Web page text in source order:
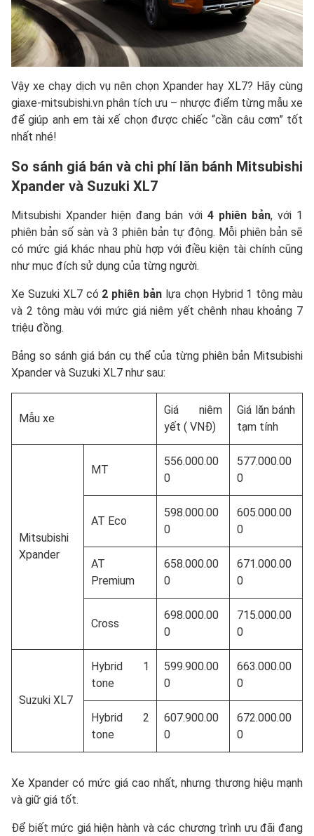
Vậy xe chạy dịch vụ nên chọn Xpander hay XL7? Hãy cùng
giaxe-mitsubishi.vn phân tích ưu – nhược điểm từng mẫu xe
để giúp anh em tài xế chọn được chiếc “cần câu cơm” tốt
nhất nhé!
So sánh giá bán và chi phí lăn bánh Mitsubishi
Xpander và Suzuki XL7
Mitsubishi Xpander hiện đang bán với 4 phiên bản, với 1
phiên bản số sàn và 3 phiên bản tự động. Mỗi phiên bản sẽ
có mức giá khác nhau phù hợp với điều kiện tài chính cũng
như mục đích sử dụng của từng người.
Xe Suzuki XL7 có 2 phiên bản lựa chọn Hybrid 1 tông màu
và 2 tông màu với mức giá niêm yết chênh nhau khoảng 7
triệu đồng.
Bảng so sánh giá bán cụ thể của từng phiên bản Mitsubishi
Xpander và Suzuki XL7 như sau:
Mẫu xe
Giá niêm
yết ( VNĐ)
Giá lăn bánh
tạm tính
Mitsubishi
Xpander
MT
556.000.00
0
577.000.00
0
AT Eco
598.000.00
0
605.000.00
0
AT
Premium
658.000.00
0
671.000.00
0
Cross
698.000.00
0
715.000.00
0
Suzuki XL7
Hybrid 1
tone
599.900.00
0
663.000.00
0
Hybrid 2
tone
607.900.00
0
672.000.00
0
Xe Xpander có mức giá cao nhất, nhưng thương hiệu mạnh
và giữ giá tốt.
Để biết mức giá hiện hành và các chương trình ưu đãi đang